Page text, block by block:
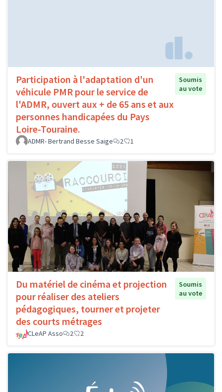
Participation à l'adaptation d'un
véhicule PMR pour le service de
l'ADMR, ouvert aux + de 65 ans et aux
personnes handicapées du Pays
Loire-Touraine.
Soumis
au vote
ADMR- Bertrand Besse Saige 2 1
Du matériel de cinéma et projection
pour réaliser des ateliers
pédagogiques, tourner et projeter
des courts métrages
Soumis
au vote
CLeAP Asso 2 2